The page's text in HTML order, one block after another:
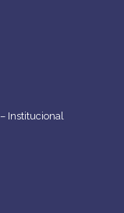
Institucional